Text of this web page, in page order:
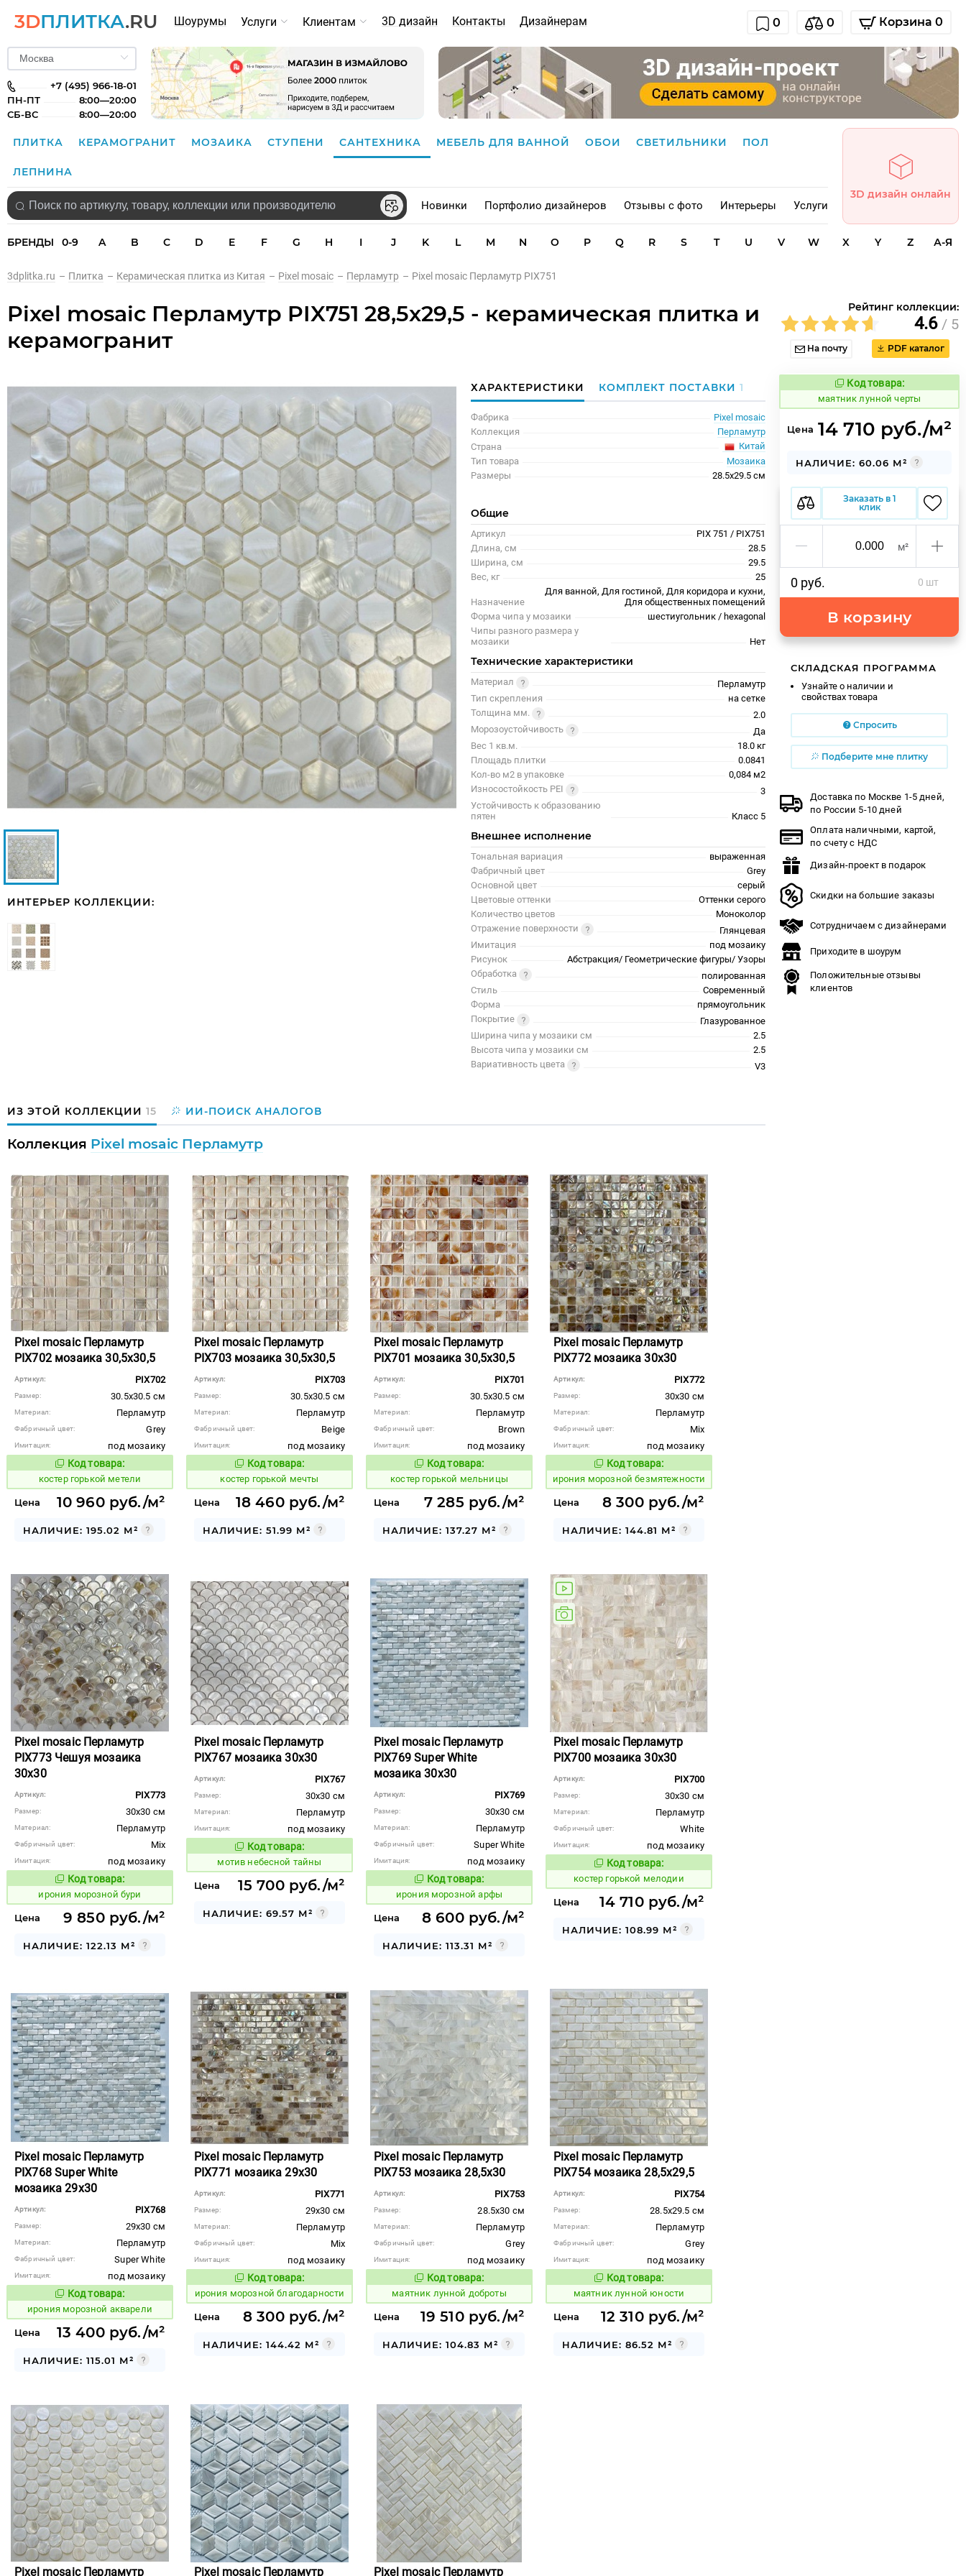
3DПЛИТКА.RU Шоурумы Услуги Клиентам 3D дизайн Контакты Дизайнерам 0 0 Корзина 0
+7 (495) 966-18-01
ПН-ПТ
8:00—20:00
СБ-ВС
8:00—20:00
ПЛИТКА КЕРАМОГРАНИТ МОЗАИКА СТУПЕНИ САНТЕХНИКА МЕБЕЛЬ ДЛЯ ВАННОЙ ОБОИ СВЕТИЛЬНИКИ ПОЛ
ЛЕПНИНА
Новинки Портфолио дизайнеров Отзывы с фото Интерьеры Услуги
3D дизайн онлайн
БРЕНДЫ 0-9 A B C D E F G H I J K L M N O P Q R S T U V W X Y Z А-Я
3dplitka.ru – Плитка – Керамическая плитка из Китая – Pixel mosaic – Перламутр – Pixel mosaic Перламутр PIX751
Pixel mosaic Перламутр PIX751 28,5x29,5 - керамическая плитка и
керамогранит
Рейтинг коллекции:
4.6 / 5
На почту PDF каталог
ИНТЕРЬЕР КОЛЛЕКЦИИ:
ХАРАКТЕРИСТИКИ КОМПЛЕКТ ПОСТАВКИ1
Фабрика
Pixel mosaic
Коллекция
Перламутр
Страна
Китай
Тип товара
Мозаика
Размеры
28.5x29.5 см
Общие
Артикул
PIX 751 / PIX751
Длина, см
28.5
Ширина, см
29.5
Вес, кг
25
Назначение
Для ванной, Для гостиной, Для коридора и кухни,
Для общественных помещений
Форма чипа у мозаики
шестиугольник / hexagonal
Чипы разного размера у
мозаики
Нет
Технические характеристики
Материал
Перламутр
Тип скрепления
на сетке
Толщина мм.
2.0
Морозоустойчивость
Да
Вес 1 кв.м.
18.0 кг
Площадь плитки
0.0841
Кол-во м2 в упаковке
0,084 м2
Износостойкость PEI
3
Устойчивость к образованию
пятен
Класс 5
Внешнее исполнение
Тональная вариация
выраженная
Фабричный цвет
Grey
Основной цвет
серый
Цветовые оттенки
Оттенки серого
Количество цветов
Моноколор
Отражение поверхности
Глянцевая
Имитация
под мозаику
Рисунок
Абстракция/ Геометрические фигуры/ Узоры
Обработка
полированная
Стиль
Современный
Форма
прямоугольник
Покрытие
Глазурованное
Ширина чипа у мозаики см
2.5
Высота чипа у мозаики см
2.5
Вариативность цвета
V3
ИЗ ЭТОЙ КОЛЛЕКЦИИ 15 ИИ-ПОИСК АНАЛОГОВ
Коллекция Pixel mosaic Перламутр
Pixel mosaic Перламутр
PIX702 мозаика 30,5x30,5
Артикул: PIX702
Размер: 30.5x30.5 см
Материал: Перламутр
Фабричный цвет: Grey
Имитация:
под мозаику
Код товара:
799425 Код товара:
костер горькой метели
Цена 10 960 руб./м²
НАЛИЧИЕ: 195.02 М²
Pixel mosaic Перламутр
PIX703 мозаика 30,5x30,5
Артикул: PIX703
Размер: 30.5x30.5 см
Материал: Перламутр
Фабричный цвет: Beige
Имитация:
под мозаику
Код товара:
799426Код товара:
костер горькой мечты
Цена 18 460 руб./м²
НАЛИЧИЕ: 51.99 М²
Pixel mosaic Перламутр
PIX701 мозаика 30,5x30,5
Артикул: PIX701
Размер: 30.5x30.5 см
Материал: Перламутр
Фабричный цвет: Brown
Имитация:
под мозаику
Код товара:
799424Код товара:
костер горькой мельницы
Цена 7 285 руб./м²
НАЛИЧИЕ: 137.27 М²
Pixel mosaic Перламутр
PIX772 мозаика 30x30
Артикул: PIX772
Размер: 30x30 см
Материал: Перламутр
Фабричный цвет: Mix
Имитация:
под мозаику
Код товара:
1101129 Код товара:
ирония морозной безмятежности
Цена 8 300 руб./м²
НАЛИЧИЕ: 144.81 М²
Pixel mosaic Перламутр
PIX773 Чешуя мозаика
30x30
Артикул: PIX773
Размер: 30x30 см
Материал: Перламутр
Фабричный цвет: Mix
Имитация:
под мозаику
Код товара:
1101130 Код товара:
ирония морозной бури
Цена 9 850 руб./м²
НАЛИЧИЕ: 122.13 М²
Pixel mosaic Перламутр
PIX767 мозаика 30x30
Артикул: PIX767
Размер: 30x30 см
Материал: Перламутр
Имитация:
под мозаику
Код товара:
1039226Код товара:
мотив небесной тайны
Цена 15 700 руб./м²
НАЛИЧИЕ: 69.57 М²
Pixel mosaic Перламутр
PIX769 Super White
мозаика 30x30
Артикул: PIX769
Размер: 30x30 см
Материал: Перламутр
Фабричный цвет: Super White
Имитация:
под мозаику
Код товара:
1101126 Код товара:
ирония морозной арфы
Цена 8 600 руб./м²
НАЛИЧИЕ: 113.31 М²
Pixel mosaic Перламутр
PIX700 мозаика 30x30
Артикул: PIX700
Размер: 30x30 см
Материал: Перламутр
Фабричный цвет: White
Имитация:
под мозаику
Код товара:
799423 Код товара:
костер горькой мелодии
Цена 14 710 руб./м²
НАЛИЧИЕ: 108.99 М²
Pixel mosaic Перламутр
PIX768 Super White
мозаика 29x30
Артикул: PIX768
Размер: 29x30 см
Материал: Перламутр
Фабричный цвет: Super White
Имитация:
под мозаику
Код товара:
1101125 Код товара:
ирония морозной акварели
Цена 13 400 руб./м²
НАЛИЧИЕ: 115.01 М²
Pixel mosaic Перламутр
PIX771 мозаика 29x30
Артикул: PIX771
Размер: 29x30 см
Материал: Перламутр
Фабричный цвет: Mix
Имитация:
под мозаику
Код товара:
1101128 Код товара:
ирония морозной благодарности
Цена 8 300 руб./м²
НАЛИЧИЕ: 144.42 М²
Pixel mosaic Перламутр
PIX753 мозаика 28,5x30
Артикул: PIX753
Размер: 28.5x30 см
Материал: Перламутр
Фабричный цвет: Grey
Имитация:
под мозаику
Код товара:
928247 Код товара:
маятник лунной доброты
Цена 19 510 руб./м²
НАЛИЧИЕ: 104.83 М²
Pixel mosaic Перламутр
PIX754 мозаика 28,5x29,5
Артикул: PIX754
Размер: 28.5x29.5 см
Материал: Перламутр
Фабричный цвет: Grey
Имитация:
под мозаику
Код товара:
928248 Код товара:
маятник лунной юности
Цена 12 310 руб./м²
НАЛИЧИЕ: 86.52 М²
Pixel mosaic Перламутр Pixel mosaic Перламутр Pixel mosaic Перламутр
Код товара:
928245 Код товара:
маятник лунной черты
Цена 14 710 руб./м²
НАЛИЧИЕ: 60.06 М²
Заказать в 1
клик
м²
0 руб. 0 шт
В корзину
СКЛАДСКАЯ ПРОГРАММА
Узнайте о наличии и
свойствах товара
Спросить
Подберите мне плитку
Доставка по Москве 1-5 дней,
по России 5-10 дней
Оплата наличными, картой,
по счету с НДС
Дизайн-проект в подарок
Скидки на большие заказы
Сотрудничаем с дизайнерами
Приходите в шоурум
Положительные отзывы
клиентов